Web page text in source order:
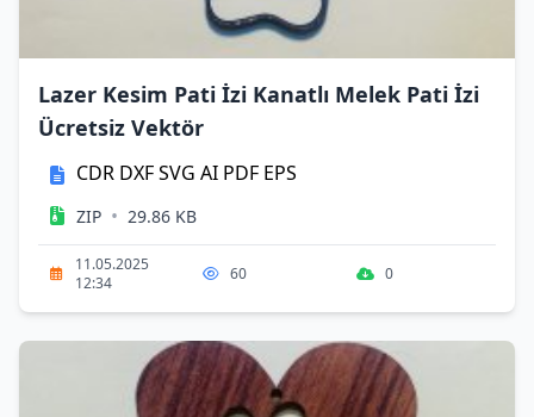
Lazer Kesim Pati İzi Kanatlı Melek Pati İzi
Ücretsiz Vektör
CDR DXFSVG AI PDF EPS
ZIP • 29.86 KB
11.05.2025
12:34
60 0